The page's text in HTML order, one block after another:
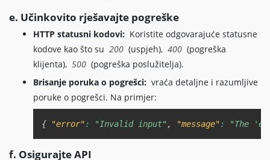
e. Učinkovito rješavajte pogreške
HTTP statusni kodovi: Koristite odgovarajuće statusne
kodove kao što su 200 (uspjeh), 400 (pogreška
klijenta), 500 (pogreška poslužitelja).
Brisanje poruka o pogrešci: vraća detaljne i razumljive
poruke o pogrešci. Na primjer:
{ "error": "Invalid input" , "message": "The
Copy
f. Osigurajte API